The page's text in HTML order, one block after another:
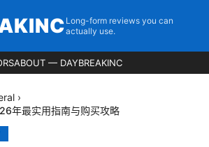
Long-form reviews you can
actually use.
ABOUT — DAYBREAKINC
›
年最实用指南与购买攻略